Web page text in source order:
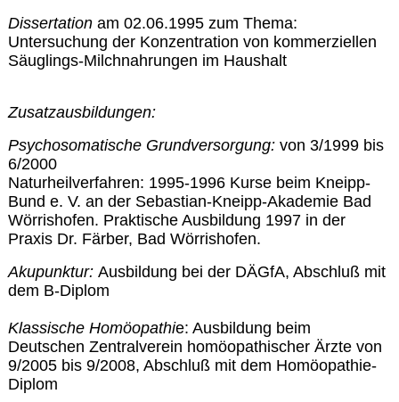
Dissertationam 02.06.1995 zum Thema:
Untersuchung der Konzentration von kommerziellen
Säuglings-Milchnahrungen im Haushalt
Zusatzausbildungen:
Psychosomatische Grundversorgung:von 3/1999 bis
6/2000
Naturheilverfahren: 1995-1996 Kurse beim Kneipp-
Bund e. V. an der Sebastian-Kneipp-Akademie Bad
Wörrishofen. Praktische Ausbildung 1997 in der
Praxis Dr. Färber, Bad Wörrishofen.
Akupunktur: Ausbildung bei der DÄGfA, Abschluß mit
dem B-Diplom
Klassische Homöopathie: Ausbildung beim
Deutschen Zentralverein homöopathischer Ärzte von
9/2005 bis 9/2008, Abschluß mit dem Homöopathie-
Diplom